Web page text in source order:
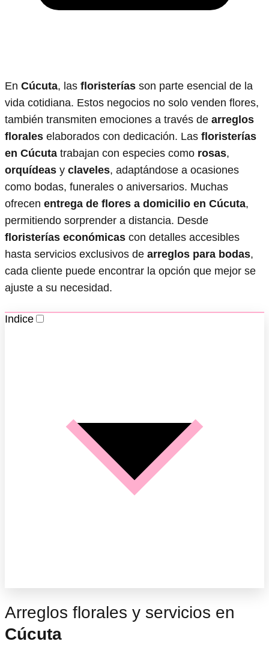
En Cúcuta, las floristerías son parte esencial de la
vida cotidiana. Estos negocios no solo venden flores,
también transmiten emociones a través de arreglos
florales elaborados con dedicación. Las floristerías
en Cúcuta trabajan con especies como rosas,
orquídeas y claveles, adaptándose a ocasiones
como bodas, funerales o aniversarios. Muchas
ofrecen entrega de flores a domicilio en Cúcuta,
permitiendo sorprender a distancia. Desde
floristerías económicas con detalles accesibles
hasta servicios exclusivos de arreglos para bodas,
cada cliente puede encontrar la opción que mejor se
ajuste a su necesidad.
Indice
Arreglos florales y servicios en
Cúcuta